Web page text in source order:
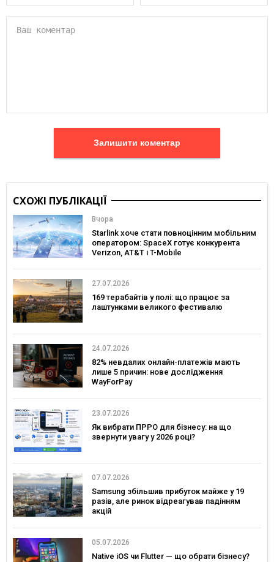
Залишити коментар
СХОЖІ ПУБЛІКАЦІЇ
Вчора
Starlink хоче стати повноцінним мобільним
оператором: SpaceX готує конкурента
Verizon, AT&T і T-Mobile
27.07.2026
169 терабайтів у полі: що працює за
лаштунками великого фестивалю
24.07.2026
82% невдалих онлайн-платежів мають
лише 5 причин: нове дослідження
WayForPay
23.07.2026
Як вибрати ПРРО для бізнесу: на що
звернути увагу у 2026 році?
07.07.2026
Samsung збільшив прибуток майже у 19
разів, але ринок відреагував падінням
акцій
05.07.2026
Native iOS чи Flutter — що обрати бізнесу?